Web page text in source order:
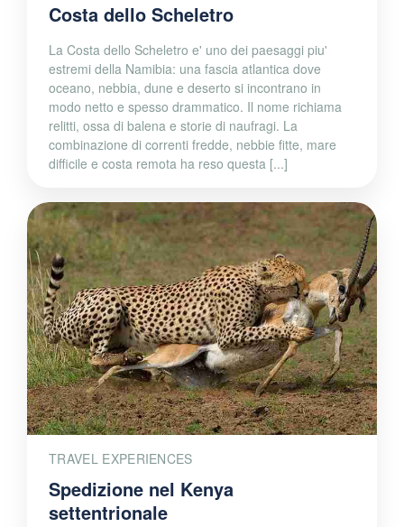
Costa dello Scheletro
La Costa dello Scheletro e' uno dei paesaggi piu'
estremi della Namibia: una fascia atlantica dove
oceano, nebbia, dune e deserto si incontrano in
modo netto e spesso drammatico. Il nome richiama
relitti, ossa di balena e storie di naufragi. La
combinazione di correnti fredde, nebbie fitte, mare
difficile e costa remota ha reso questa [...]
TRAVEL EXPERIENCES
Spedizione nel Kenya
settentrionale